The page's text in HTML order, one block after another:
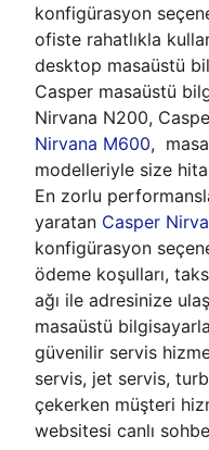
konfigürasyon
ofiste rahatlıkla
desktop masaüstü
Casper masaüstü
Nirvana N200,
Nirvana M600,
modelleriyle size
En zorlu
yaratan Casper
konfigürasyon
ödeme koşulları,
ağı ile adresinize
masaüstü
güvenilir servis
servis, jet servis,
çekerken müşteri
websitesi canlı